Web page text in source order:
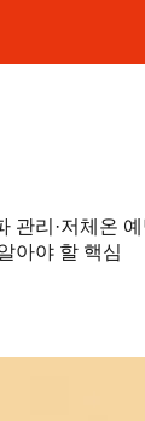
관리·저체온
아야 할 핵심